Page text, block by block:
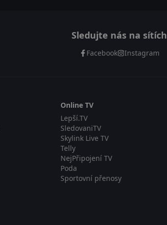
Sledujte nás na sítích
Facebook Instagram
Online TV
Lepší.TV
SledovaniTV
Skylink Live TV
Telly
NejPřipojení TV
Poda
Sportovní přenosy